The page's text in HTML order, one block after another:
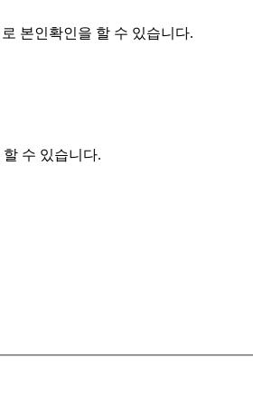
본인확인을 할 수 있습니다.
수 있습니다.